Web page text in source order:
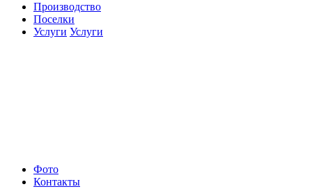
Производство
Поселки
Услуги Услуги
Фото
Контакты